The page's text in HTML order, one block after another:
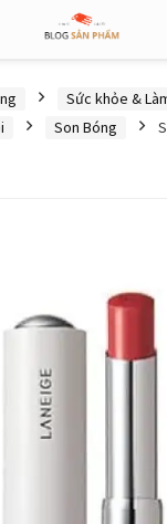
Sức khỏe &
Son Bóng